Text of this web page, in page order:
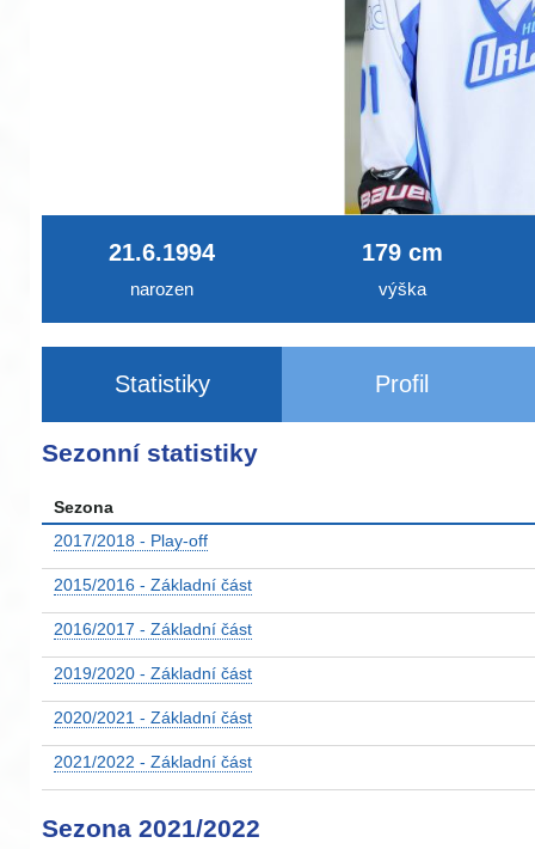
21.6.1994
narozen
179 cm
výška
Statistiky Profil
Sezonní statistiky
Sezona
2017/2018 - Play-off
2015/2016 - Základní část
2016/2017 - Základní část
2019/2020 - Základní část
2020/2021 - Základní část
2021/2022 - Základní část
Sezona 2021/2022